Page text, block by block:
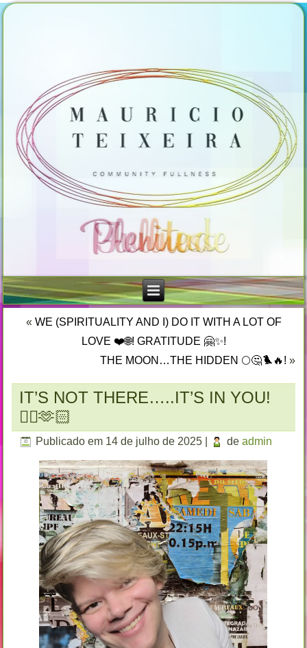
« WE (SPIRITUALITY AND I) DO IT WITH A LOT OF
LOVE ❤️🌐! GRATITUDE 🤗✨!
THE MOON…THE HIDDEN 🌕🤔🐦‍🔥! »
IT’S NOT THERE…..IT’S IN YOU!
🐦‍🔥🫶🏻
Publicado em 14 de julho de 2025 de admin